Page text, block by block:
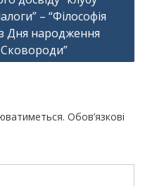
– “Філософія
Дня народження
Обов’язкові